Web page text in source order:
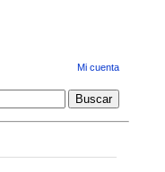
Mi cuenta